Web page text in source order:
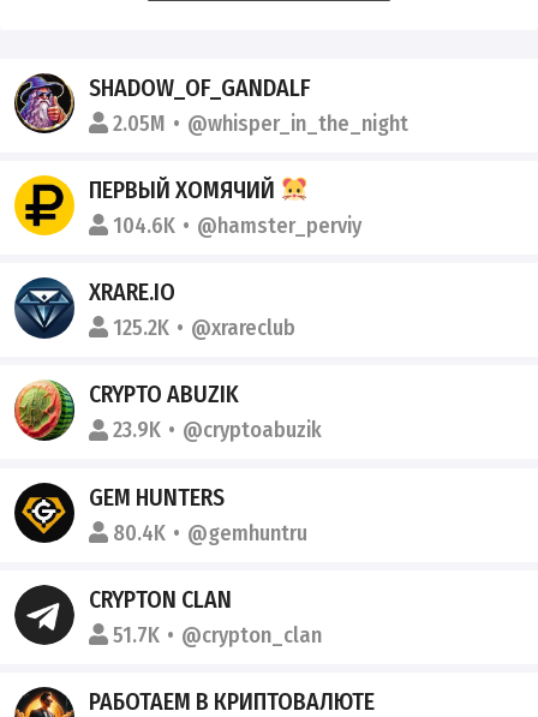
SHADOW_OF_GANDALF
2.05M @whisper_in_the_night
ПЕРВЫЙ ХОМЯЧИЙ
104.6K @hamster_perviy
XRARE.IO
125.2K @xrareclub
CRYPTO ABUZIK
23.9K @cryptoabuzik
GEM HUNTERS
80.4K @gemhuntru
CRYPTON CLAN
51.7K @crypton_clan
РАБОТАЕМ В КРИПТОВАЛЮТЕ